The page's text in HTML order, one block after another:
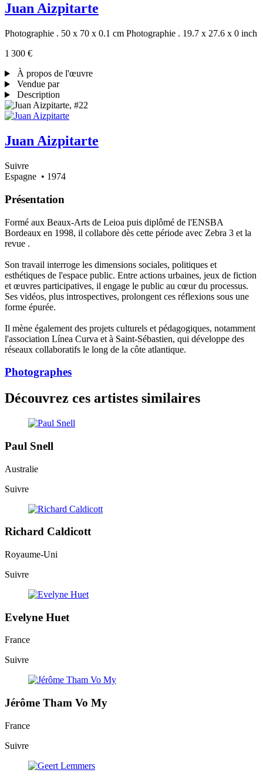
Juan Aizpitarte
Photographie . 50 x 70 x 0.1 cm Photographie . 19.7 x 27.6 x 0 inch
1 300 €
À propos de l'œuvre
Vendue par
Description
Juan Aizpitarte
Suivre
Espagne • 1974
Présentation
Formé aux Beaux-Arts de Leioa puis diplômé de l'ENSBA
Bordeaux en 1998, il collabore dès cette période avec Zebra 3 et la
revue .
Son travail interroge les dimensions sociales, politiques et
esthétiques de l'espace public. Entre actions urbaines, jeux de fiction
et œuvres participatives, il engage le public au cœur du processus.
Ses vidéos, plus introspectives, prolongent ces réflexions sous une
forme épurée.
Il mène également des projets culturels et pédagogiques, notamment
l'association Línea Curva et à Saint-Sébastien, qui développe des
réseaux collaboratifs le long de la côte atlantique.
Photographes
Découvrez ces artistes similaires
Paul Snell
Australie
Suivre
Richard Caldicott
Royaume-Uni
Suivre
Evelyne Huet
France
Suivre
Jérôme Tham Vo My
France
Suivre